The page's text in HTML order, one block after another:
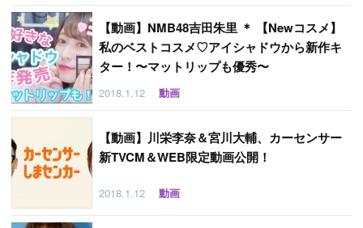
【動画】NMB48吉田朱里 ＊ 【Newコスメ】
私のベストコスメ♡アイシャドウから新作キ
ター！〜マットリップも優秀〜
2018.1.12 動画
【動画】川栄李奈＆宮川大輔、カーセンサー
新TVCM＆WEB限定動画公開！
2018.1.12 動画